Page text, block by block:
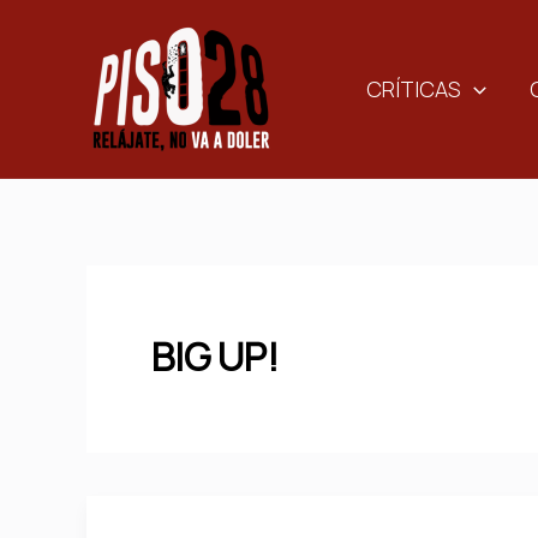
contenido
CRÍTICAS
BIG UP!